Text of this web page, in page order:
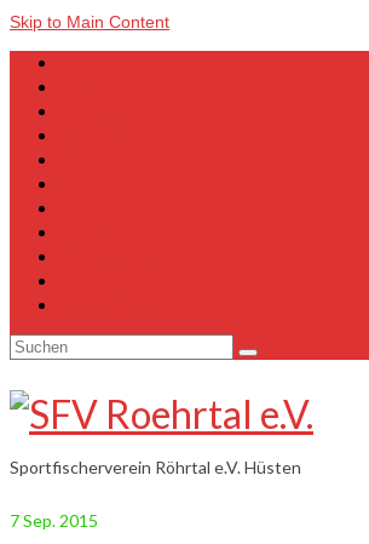
Skip to Main Content
Suchen
Sportfischerverein Röhrtal e.V. Hüsten
7Sep. 2015